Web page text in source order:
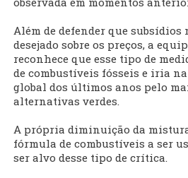
Além de defender que subsídios
desejado sobre os preços, a
reconhece que esse tipo de
de combustíveis fósseis e iria
global dos últimos anos pelo
alternativas verdes.
A própria diminuição da
fórmula de combustíveis a ser
ser alvo desse tipo de crítica.